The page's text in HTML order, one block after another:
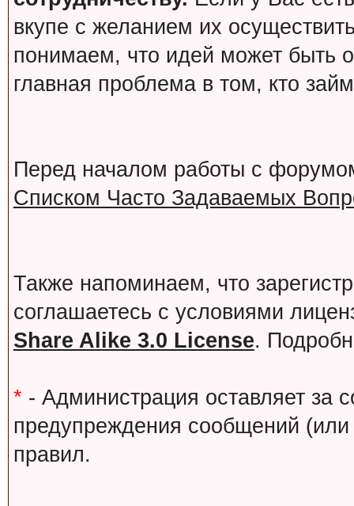
вкупе с желанием их
понимаем, что идей может быть
главная проблема в том, кто
Перед началом работы с
Списком Часто Задаваемых
Также напоминаем, что
соглашаетесь с условиями
Share Alike 3.0 License.
* - Администрация оставляет за
предупреждения сообщений
правил.